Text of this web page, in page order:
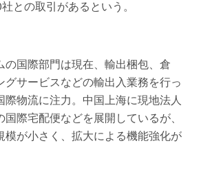
との取引があるという。
の国際部門は現在、輸出梱包、倉
グサービスなどの輸出入業務を行っ
際物流に注力。中国上海に現地法人
際宅配便などを展開しているが、
模が小さく、拡大による機能強化が